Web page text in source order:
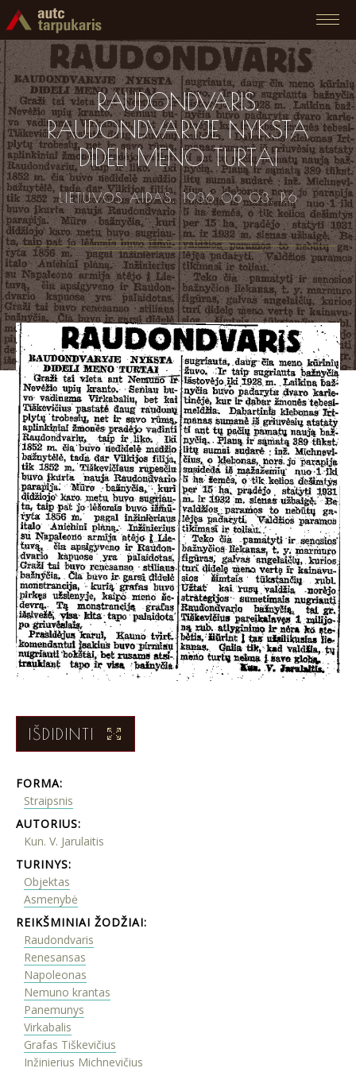
RAUDONDVARIS.
RAUDONDVARYJE NYKSTA
DIDELI MENO TURTAI
LIETUVOS AIDAS. 1936 06 03. P.6
IŠDIDINTI
FORMA:
Straipsnis
AUTORIUS:
Kun. V. Jarulaitis
TURINYS:
Objektas
Asmenybė
REIKŠMINIAI ŽODŽIAI:
Raudondvaris
Renesansas
Napoleonas
Nemuno krantas
Panemunys
Virkabalis
Grafas Tiškevičius
Inžinierius Michnevičius